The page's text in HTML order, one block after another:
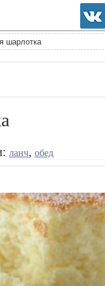
шарлотка
ланч, обед